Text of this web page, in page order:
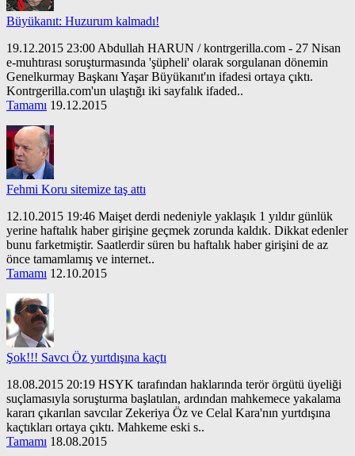
Büyükanıt: Huzurum kalmadı!
19.12.2015 23:00 Abdullah HARUN / kontrgerilla.com - 27 Nisan
e-muhtırası soruşturmasında 'şüpheli' olarak sorgulanan dönemin
Genelkurmay Başkanı Yaşar Büyükanıt'ın ifadesi ortaya çıktı.
Kontrgerilla.com'un ulaştığı iki sayfalık ifaded..
Tamamı 19.12.2015
Fehmi Koru sitemize taş attı
12.10.2015 19:46 Maişet derdi nedeniyle yaklaşık 1 yıldır günlük
yerine haftalık haber girişine geçmek zorunda kaldık. Dikkat edenler
bunu farketmiştir. Saatlerdir süren bu haftalık haber girişini de az
önce tamamlamış ve internet..
Tamamı 12.10.2015
Şok!!! Savcı Öz yurtdışına kaçtı
18.08.2015 20:19 HSYK tarafından haklarında terör örgütü üyeliği
suçlamasıyla soruşturma başlatılan, ardından mahkemece yakalama
kararı çıkarılan savcılar Zekeriya Öz ve Celal Kara'nın yurtdışına
kaçtıkları ortaya çıktı. Mahkeme eski s..
Tamamı 18.08.2015